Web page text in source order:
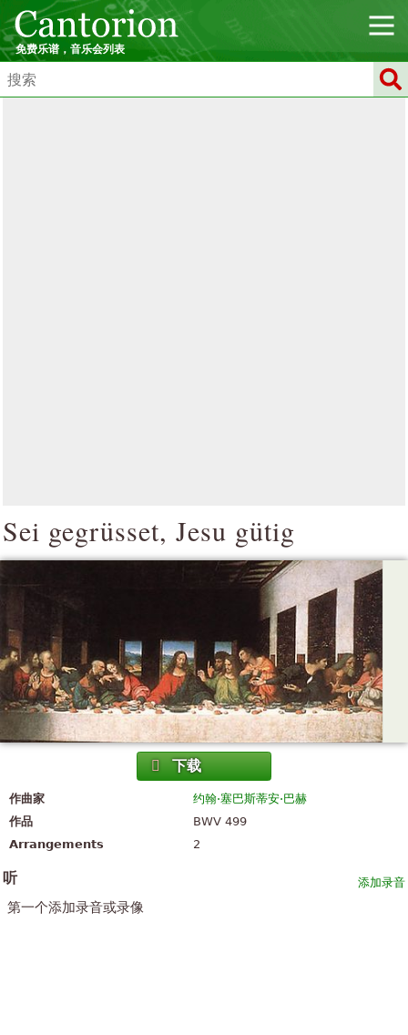
免费乐谱，音乐会列表
Sei gegrüsset, Jesu gütig
下载
作曲家
约翰·塞巴斯蒂安·巴赫
作品
BWV 499
Arrangements
2
添加录音
听
第一个添加录音或录像